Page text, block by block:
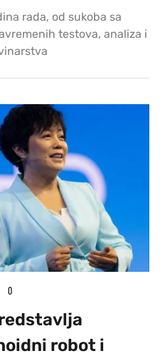
rada, od sukoba sa
testova, analiza i
0
robot i